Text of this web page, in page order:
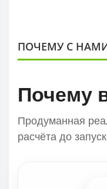
ПОЧЕМУ С
Почему
Продуманная
расчёта до